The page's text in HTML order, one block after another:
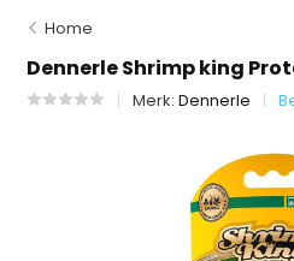
Home
Dennerle Shrimp king
Merk:Dennerle